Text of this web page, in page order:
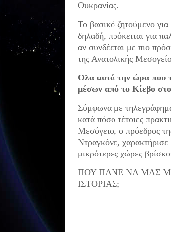
Ουκρανίας.
Το βασικό ζητούμενο για
δηλαδή, πρόκειται για
αν συνδέεται με πιο
της Ανατολικής
Όλα αυτά την ώρα που
μέσων από το Κίεβο
Σύμφωνα με
κατά πόσο τέτοιες
Μεσόγειο, ο πρόεδρος
Ντραγκόνε, χαρακτήρισε
μικρότερες χώρες
ΠΟΥ ΠΑΝΕ ΝΑ ΜΑΣ
ΙΣΤΟΡΙΑΣ;